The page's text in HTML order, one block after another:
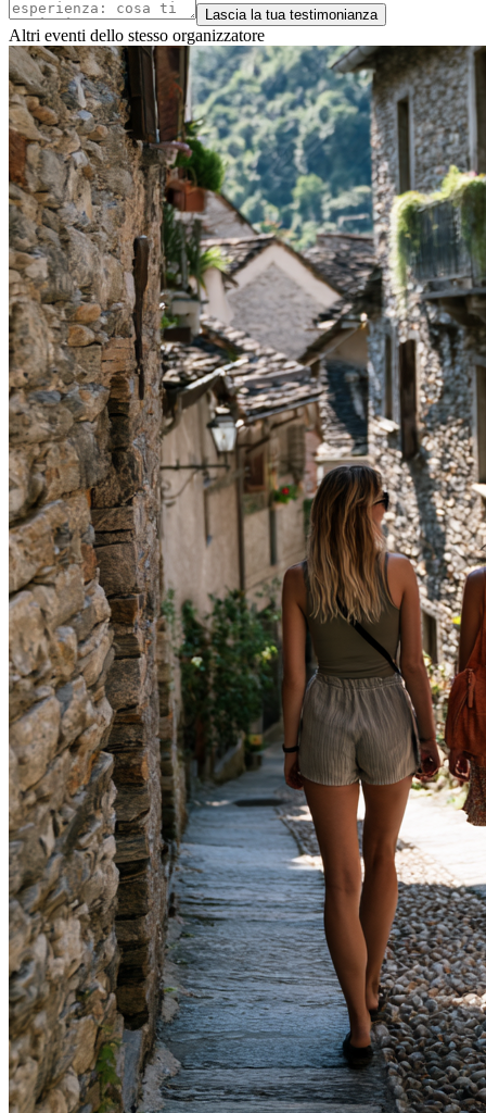
Lascia la tua testimonianza
Altri eventi dello stesso organizzatore